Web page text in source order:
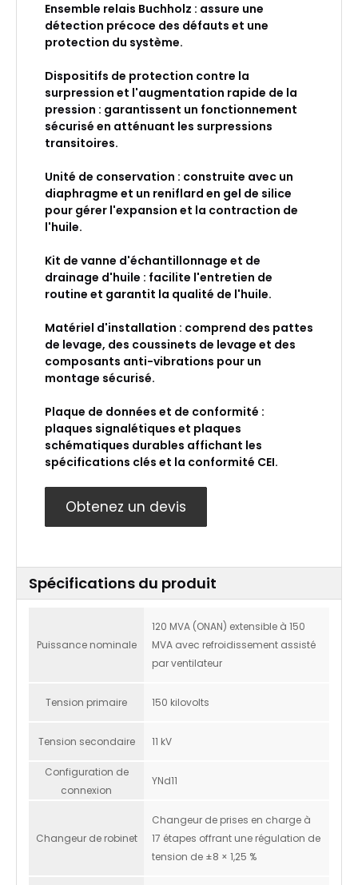
Ensemble relais Buchholz : assure une
détection précoce des défauts et une
protection du système.
Dispositifs de protection contre la
surpression et l'augmentation rapide de la
pression : garantissent un fonctionnement
sécurisé en atténuant les surpressions
transitoires.
Unité de conservation : construite avec un
diaphragme et un reniflard en gel de silice
pour gérer l'expansion et la contraction de
l'huile.
Kit de vanne d'échantillonnage et de
drainage d'huile : facilite l'entretien de
routine et garantit la qualité de l'huile.
Matériel d'installation : comprend des pattes
de levage, des coussinets de levage et des
composants anti-vibrations pour un
montage sécurisé.
Plaque de données et de conformité :
plaques signalétiques et plaques
schématiques durables affichant les
spécifications clés et la conformité CEI.
Obtenez un devis
Spécifications du produit
Puissance nominale
120 MVA (ONAN) extensible à 150
MVA avec refroidissement assisté
par ventilateur
Tension primaire 150 kilovolts
Tension secondaire 11 kV
Configuration de
connexion
YNd11
Changeur de robinet
Changeur de prises en charge à
17 étapes offrant une régulation de
tension de ±8 × 1,25 %